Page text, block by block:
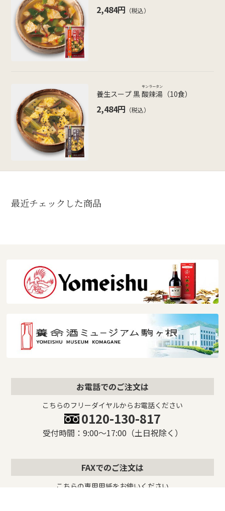
2,484円 （税込）
養生スープ 黒酸辣湯
サンラータン
（10食）
2,484円 （税込）
最近チェックした商品
お電話でのご注文は
こちらのフリーダイヤルからお電話ください
0120-130-817
受付時間：9:00〜17:00（土日祝除く）
FAXでのご注文は
こちらの専用用紙をお使いください